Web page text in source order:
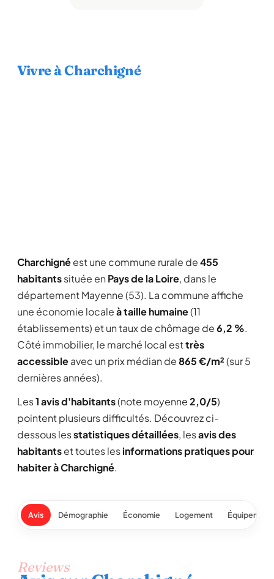
Vivre à Charchigné
Charchignéest une commune rurale de455
habitantssituée en Pays de la Loire, dans le
département Mayenne (53). La commune affiche
une économie localeà taille humaine(11
établissements) et un taux de chômage de6,2 %.
Côté immobilier, le marché local esttrès
accessibleavec un prix médian de865 €/m²(sur 5
dernières années).
Les1 avis d'habitants(note moyenne2,0/5)
pointent plusieurs difficultés. Découvrez ci-
dessous lesstatistiques détaillées, lesavis des
habitantset toutes lesinformations pratiques pour
habiter à Charchigné.
Avis Démographie Économie Logement
Reviews